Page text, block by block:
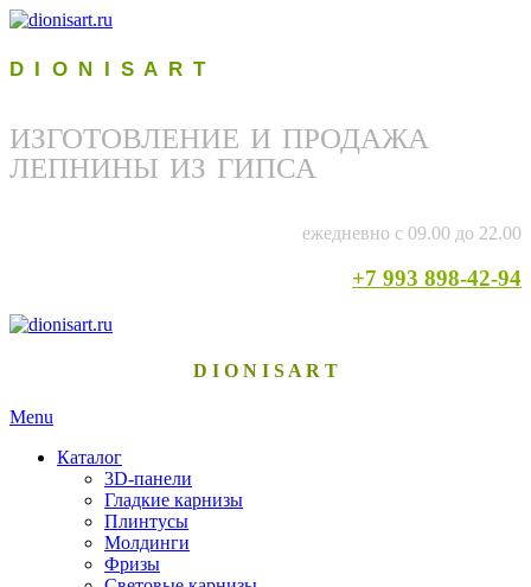
D I O N I S A R T
ИЗГОТОВЛЕНИЕ И ПРОДАЖА
ЛЕПНИНЫ ИЗ ГИПСА
ежедневно с 09.00 до 22.00
+7 993 898-42-94
D I O N I S A R T
Menu
Каталог
3D-панели
Гладкие карнизы
Плинтусы
Молдинги
Фризы